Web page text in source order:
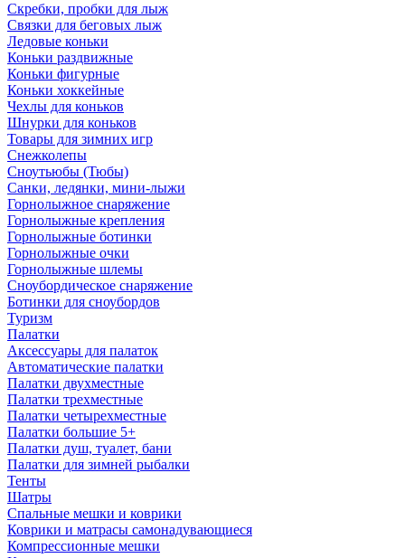
Скребки, пробки для лыж
Связки для беговых лыж
Ледовые коньки
Коньки раздвижные
Коньки фигурные
Коньки хоккейные
Чехлы для коньков
Шнурки для коньков
Товары для зимних игр
Снежколепы
Сноутьюбы (Тюбы)
Санки, ледянки, мини-лыжи
Горнолыжное снаряжение
Горнолыжные крепления
Горнолыжные ботинки
Горнолыжные очки
Горнолыжные шлемы
Сноубордическое снаряжение
Ботинки для сноубордов
Туризм
Палатки
Аксессуары для палаток
Автоматические палатки
Палатки двухместные
Палатки трехместные
Палатки четырехместные
Палатки большие 5+
Палатки душ, туалет, бани
Палатки для зимней рыбалки
Тенты
Шатры
Спальные мешки и коврики
Коврики и матрасы самонадувающиеся
Компрессионные мешки